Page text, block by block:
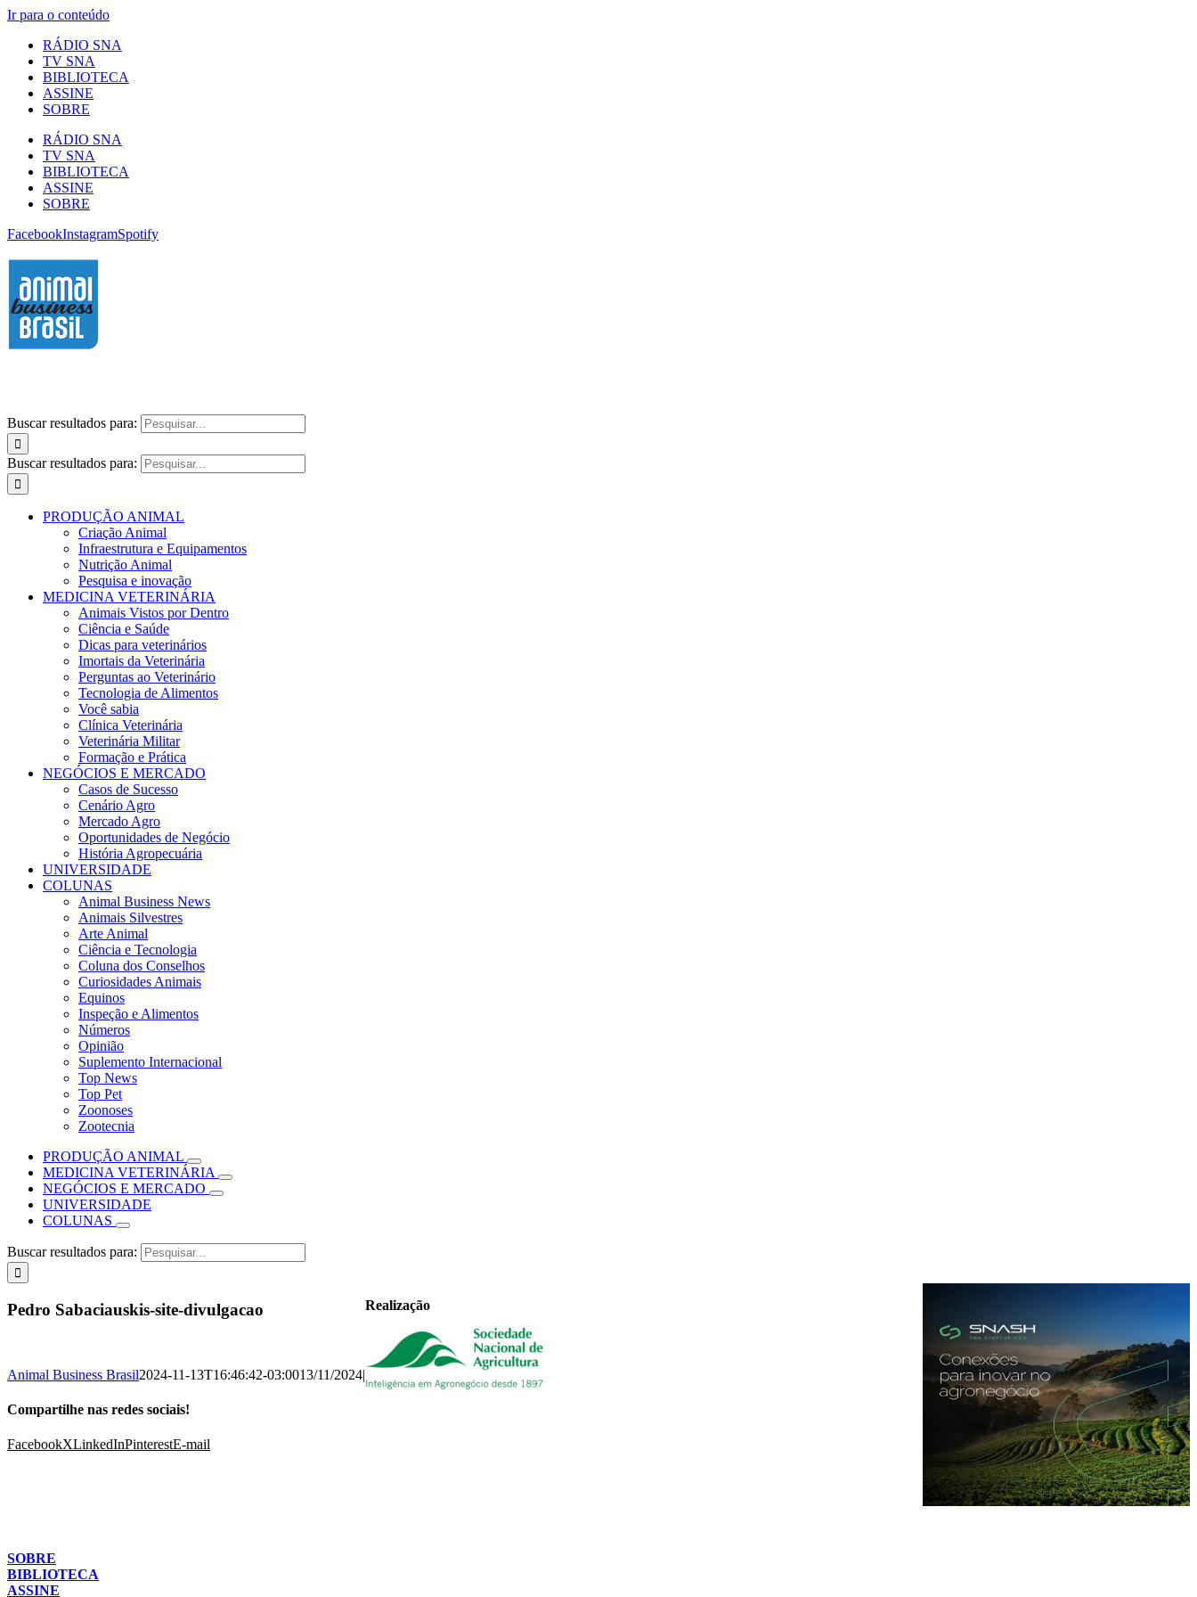
Ir para o conteúdo
RÁDIO SNA
TV SNA
BIBLIOTECA
ASSINE
SOBRE
RÁDIO SNA
TV SNA
BIBLIOTECA
ASSINE
SOBRE
FacebookInstagramSpotify
Buscar resultados para:
Buscar resultados para:
PRODUÇÃO ANIMAL
Criação Animal
Infraestrutura e Equipamentos
Nutrição Animal
Pesquisa e inovação
MEDICINA VETERINÁRIA
Animais Vistos por Dentro
Ciência e Saúde
Dicas para veterinários
Imortais da Veterinária
Perguntas ao Veterinário
Tecnologia de Alimentos
Você sabia
Clínica Veterinária
Veterinária Militar
Formação e Prática
NEGÓCIOS E MERCADO
Casos de Sucesso
Cenário Agro
Mercado Agro
Oportunidades de Negócio
História Agropecuária
UNIVERSIDADE
COLUNAS
Animal Business News
Animais Silvestres
Arte Animal
Ciência e Tecnologia
Coluna dos Conselhos
Curiosidades Animais
Equinos
Inspeção e Alimentos
Números
Opinião
Suplemento Internacional
Top News
Top Pet
Zoonoses
Zootecnia
PRODUÇÃO ANIMAL
MEDICINA VETERINÁRIA
NEGÓCIOS E MERCADO
UNIVERSIDADE
COLUNAS
Buscar resultados para:
Pedro Sabaciauskis-site-divulgacao
Animal Business Brasil2024-11-13T16:46:42-03:0013/11/2024|
Compartilhe nas redes sociais!
FacebookXLinkedInPinterestE-mail
Realização
SOBRE
BIBLIOTECA
ASSINE